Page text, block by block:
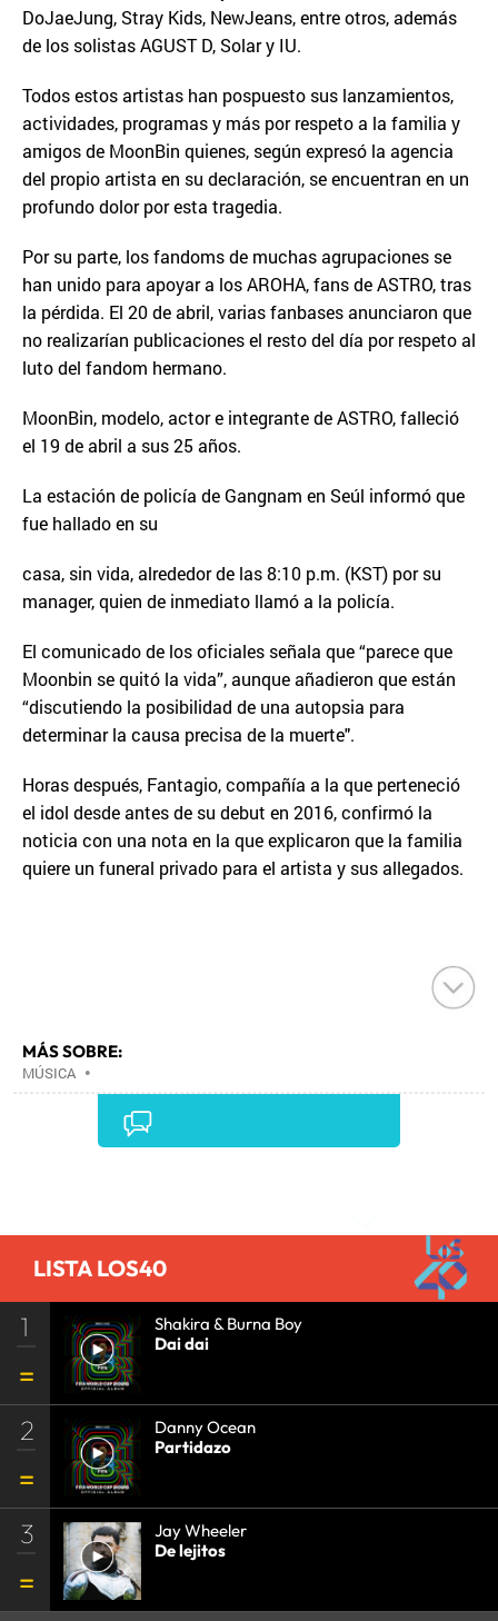
DoJaeJung, Stray Kids, NewJeans, entre otros, además
de los solistas AGUST D, Solar y IU.
Todos estos artistas han pospuesto sus lanzamientos,
actividades, programas y más por respeto a la familia y
amigos de MoonBin quienes, según expresó la agencia
del propio artista en su declaración, se encuentran en un
profundo dolor por esta tragedia.
Por su parte, los fandoms de muchas agrupaciones se
han unido para apoyar a los AROHA, fans de ASTRO, tras
la pérdida. El 20 de abril, varias fanbases anunciaron que
no realizarían publicaciones el resto del día por respeto al
luto del fandom hermano.
MoonBin, modelo, actor e integrante de ASTRO, falleció
el 19 de abril a sus 25 años.
La estación de policía de Gangnam en Seúl informó que
fue hallado en su
casa, sin vida, alrededor de las 8:10 p.m. (KST) por su
manager, quien de inmediato llamó a la policía.
El comunicado de los oficiales señala que “parece que
Moonbin se quitó la vida”, aunque añadieron que están
“discutiendo la posibilidad de una autopsia para
determinar la causa precisa de la muerte".
Horas después, Fantagio, compañía a la que perteneció
el idol desde antes de su debut en 2016, confirmó la
noticia con una nota en la que explicaron que la familia
quiere un funeral privado para el artista y sus allegados.
MÁS SOBRE:
MÚSICA •
LISTA LOS40
1
Shakira & Burna Boy
Dai dai
2
Danny Ocean
Partidazo
3
Jay Wheeler
De lejitos